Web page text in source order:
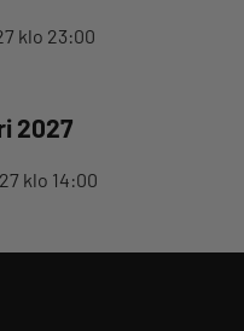
klo 23:00
2027
klo 14:00